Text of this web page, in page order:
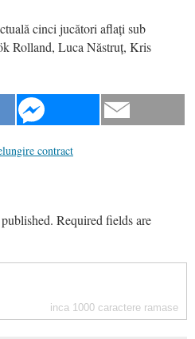
cinci jucători aflați sub
Rolland, Luca Năstruț, Kris
contract
Required fields are
inca 1000 caractere ramase